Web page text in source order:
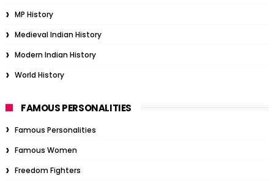
MP History
Medieval Indian History
Modern Indian History
World History
FAMOUS PERSONALITIES
Famous Personalities
Famous Women
Freedom Fighters